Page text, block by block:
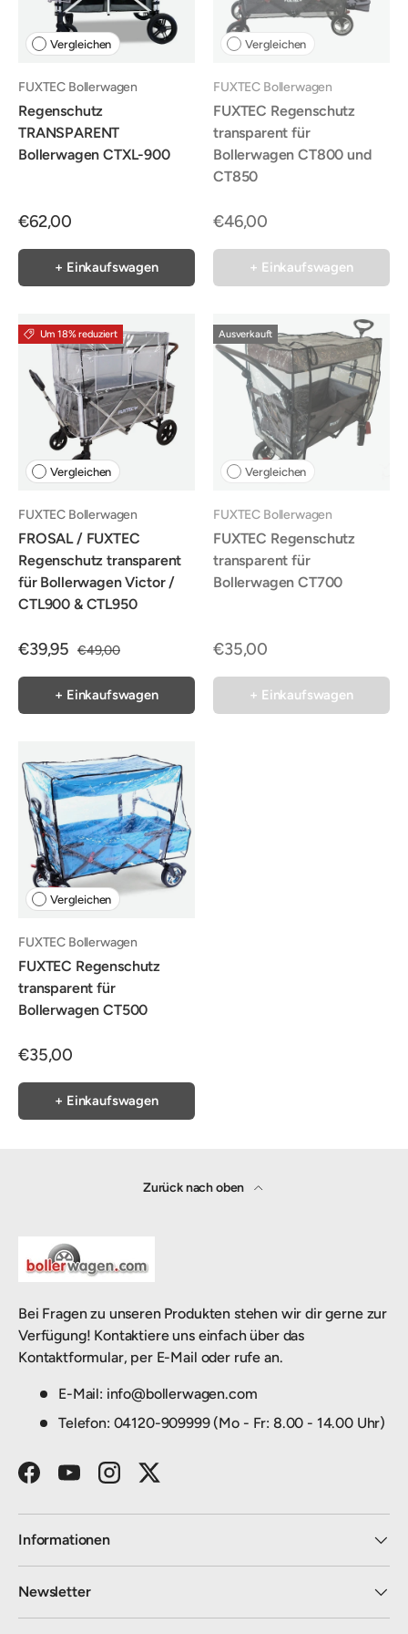
Vergleichen
FUXTEC Bollerwagen
Regenschutz
TRANSPARENT
Bollerwagen CTXL-900
€62,00
+ Einkaufswagen
Vergleichen
FUXTEC Bollerwagen
FUXTEC Regenschutz
transparent für
Bollerwagen CT800 und
CT850
€46,00
+ Einkaufswagen
Um 18% reduziert
Vergleichen
FUXTEC Bollerwagen
FROSAL / FUXTEC
Regenschutz transparent
für Bollerwagen Victor /
CTL900 & CTL950
€39,95 €49,00
+ Einkaufswagen
Ausverkauft
Vergleichen
FUXTEC Bollerwagen
FUXTEC Regenschutz
transparent für
Bollerwagen CT700
€35,00
+ Einkaufswagen
Vergleichen
FUXTEC Bollerwagen
FUXTEC Regenschutz
transparent für
Bollerwagen CT500
€35,00
+ Einkaufswagen
Zurück nach oben
Bei Fragen zu unseren Produkten stehen wir dir gerne zur
Verfügung! Kontaktiere uns einfach über das
Kontaktformular, per E-Mail oder rufe an.
E-Mail: info@bollerwagen.com
Telefon: 04120-909999 (Mo - Fr: 8.00 - 14.00 Uhr)
FacebookYouTubeInstagramTwitter
Informationen
Newsletter